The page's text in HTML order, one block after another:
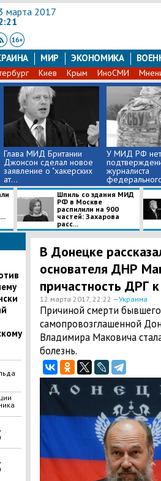
марта 2017
МИР ЭКОНОМИКА
Киев Крым ИноСМИ
Глава МИД Британии
Джонсон сделал новое
заявление о "хакерских
ат...
У МИД РФ нет
журналиста
Шпиль со здания МИД
РФ в Москве
распилили на 900
частей: Захарова
расс...
В Донецке
основателя ДНР
причастность ДРГ
12 марта 2017, 22:22 —Украина
Причиной смерти
самопровозглашенной
Владимира Маковича
болезнь.